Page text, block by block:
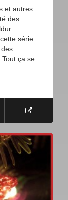
et autres
des
série
des
ça se